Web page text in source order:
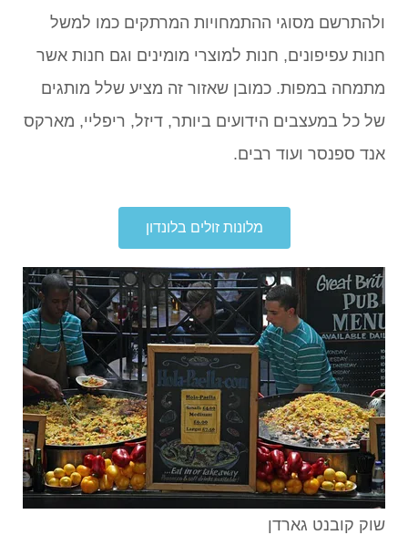
ולהתרשם מסוגי ההתמחויות המרתקים כמו למשל
חנות עפיפונים, חנות למוצרי מומינים וגם חנות אשר
מתמחה במפות. כמובן שאזור זה מציע שלל מותגים
של כל במעצבים הידועים ביותר, דיזל, ריפליי, מארקס
אנד ספנסר ועוד רבים.
מלונות זולים בלונדון
שוק קובנט גארדן